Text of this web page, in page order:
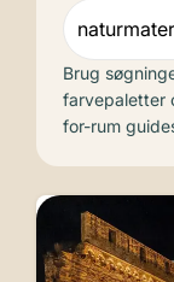
Søg
Brug
farvepaletter
for-rum